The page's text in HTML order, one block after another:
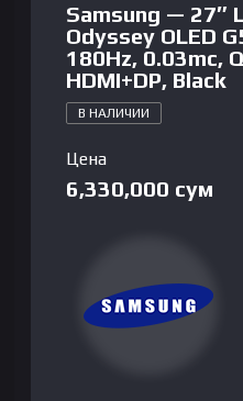
Samsung — 27″
Odyssey OLED
180Hz, 0.03mc,
HDMI+DP, Black
В НАЛИЧИИ
Цена
6,330,000 сум